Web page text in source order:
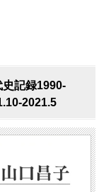
記録1990-
2021.5